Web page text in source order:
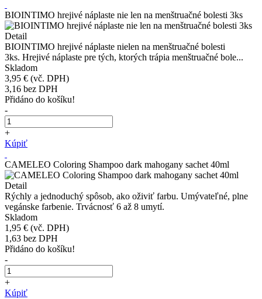
BIOINTIMO hrejivé náplaste nie len na menštruačné bolesti 3ks
Detail
BIOINTIMO hrejivé náplaste nielen na menštruačné bolesti
3ks. Hrejivé náplaste pre tých, ktorých trápia menštruačné bole...
Skladom
3,95 € (vč. DPH)
3,16 bez DPH
Přidáno do košíku!
-
+
Kúpiť
CAMELEO Coloring Shampoo dark mahogany sachet 40ml
Detail
Rýchly a jednoduchý spôsob, ako oživiť farbu. Umývateľné, plne
vegánske farbenie. Trvácnosť 6 až 8 umytí.
Skladom
1,95 € (vč. DPH)
1,63 bez DPH
Přidáno do košíku!
-
+
Kúpiť